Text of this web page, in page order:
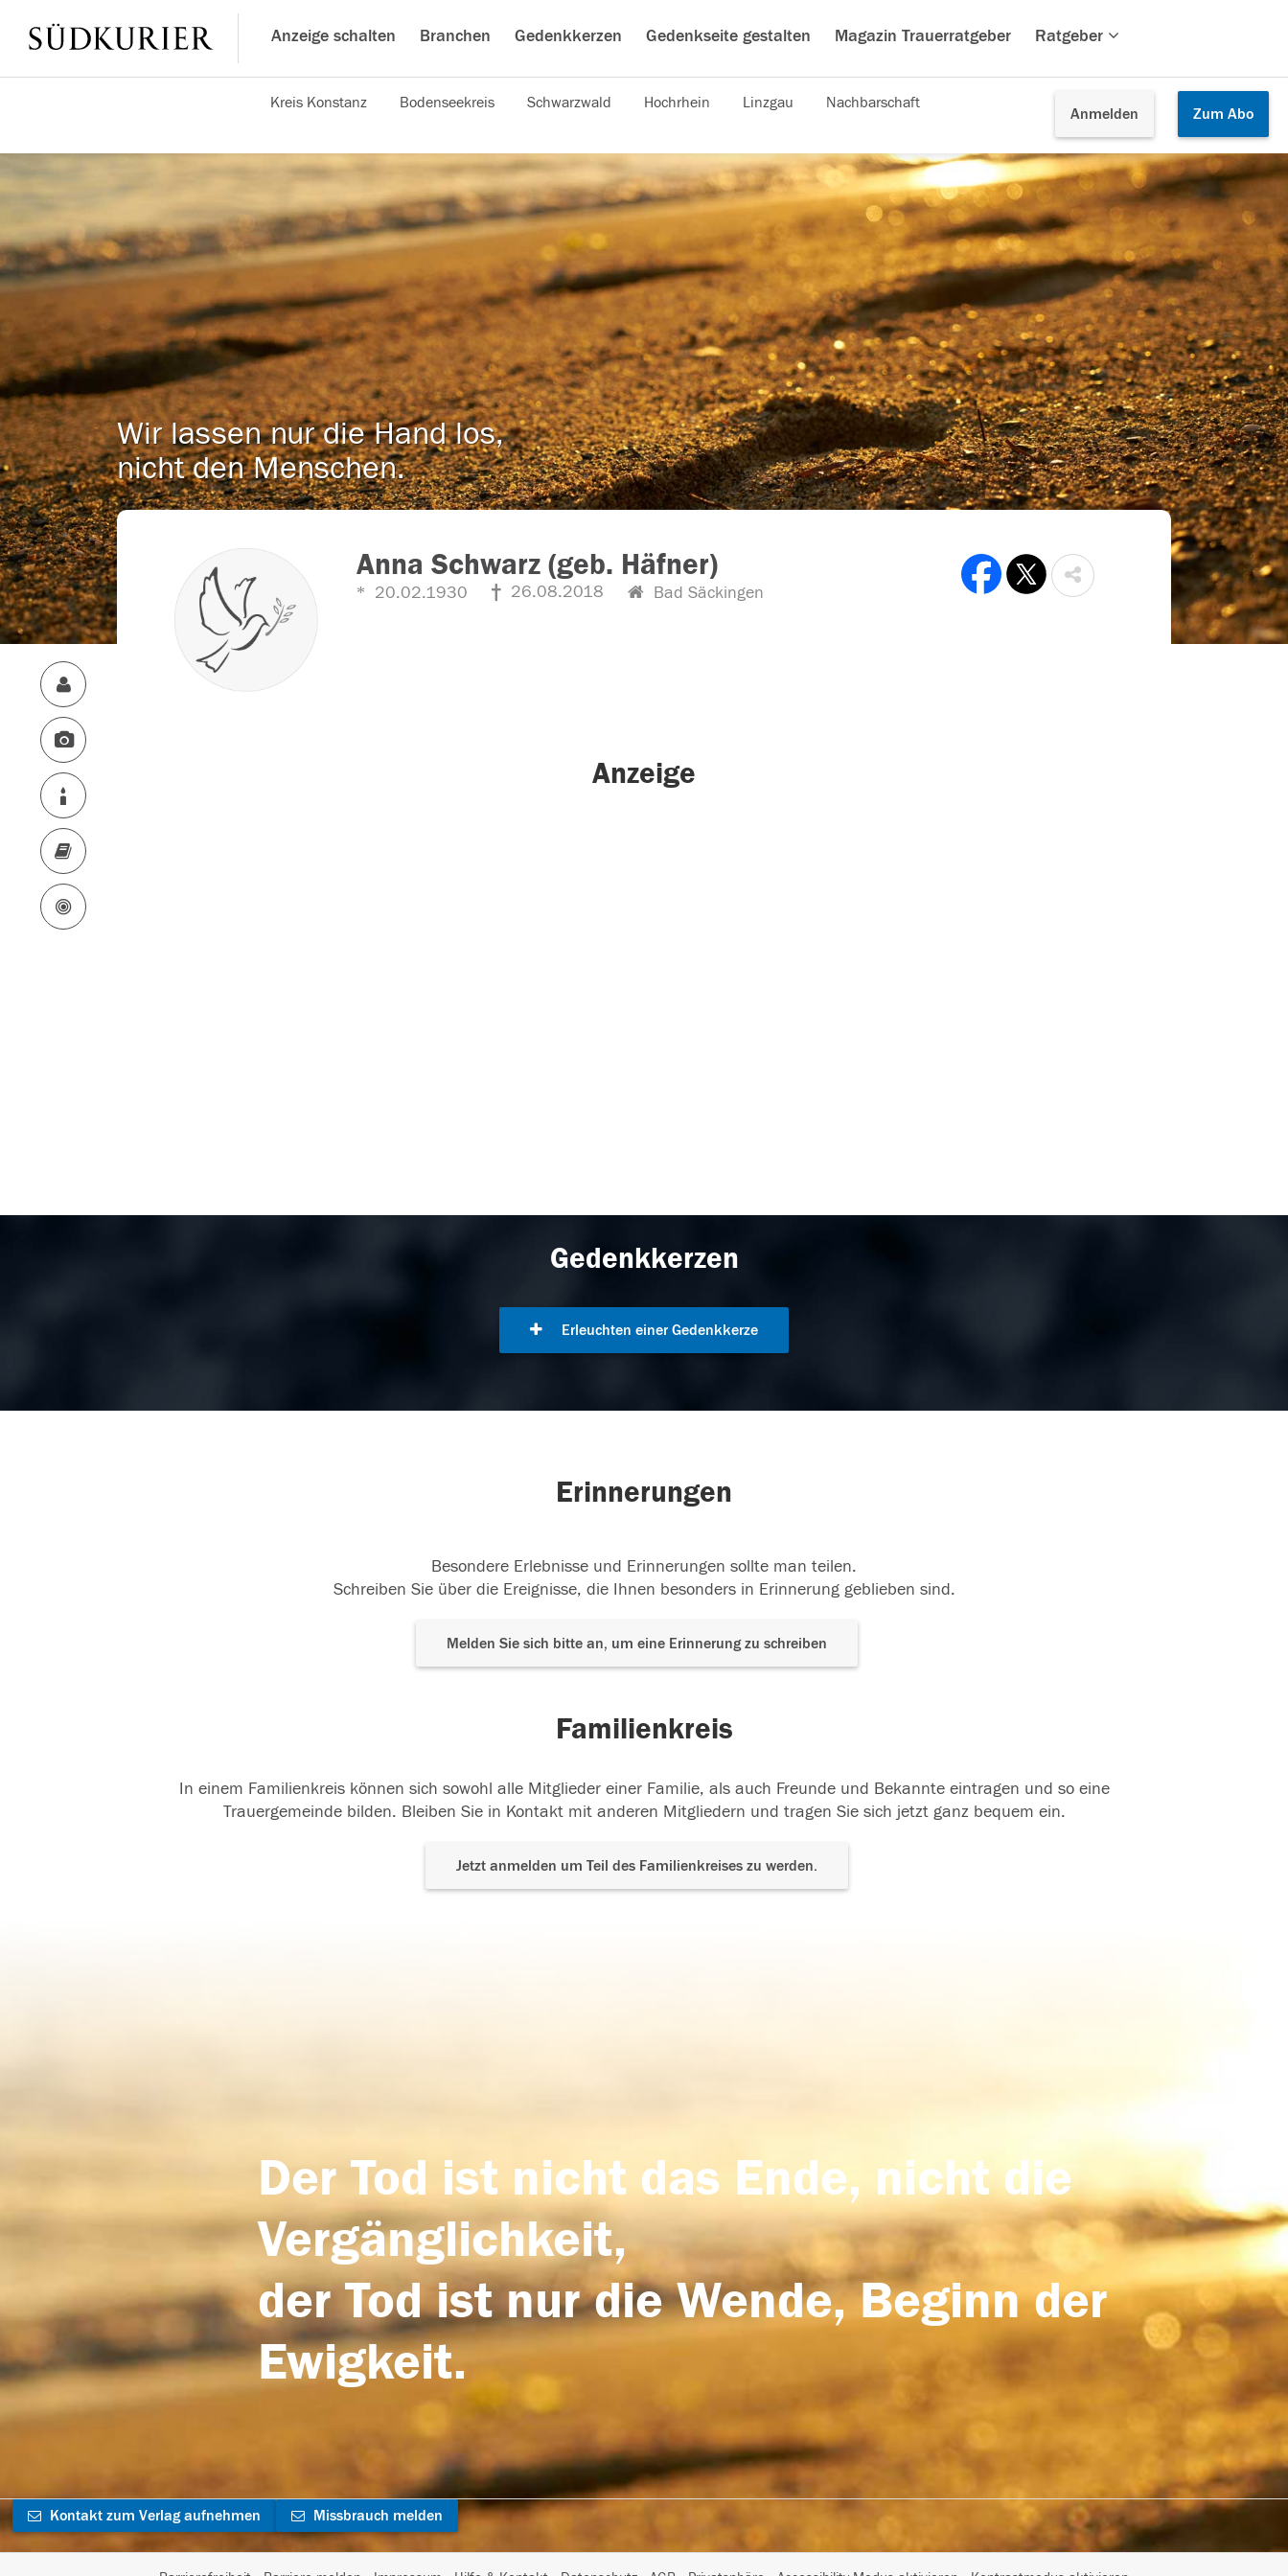
Anzeige schalten Branchen Gedenkkerzen Gedenkseite gestalten Magazin Trauerratgeber Ratgeber
Anmelden Zum Abo
Kreis Konstanz Bodenseekreis Schwarzwald Hochrhein Linzgau Nachbarschaft
Wir lassen nur die Hand los,
nicht den Menschen.
Anna Schwarz (geb. Häfner)
20.02.1930 26.08.2018 Bad Säckingen
Anzeige
Gedenkkerzen
Erleuchten einer Gedenkkerze
Erinnerungen
Besondere Erlebnisse und Erinnerungen sollte man teilen.
Schreiben Sie über die Ereignisse, die Ihnen besonders in Erinnerung geblieben sind.
Melden Sie sich bitte an, um eine Erinnerung zu schreiben
Familienkreis
In einem Familienkreis können sich sowohl alle Mitglieder einer Familie, als auch Freunde und Bekannte eintragen und so eine
Trauergemeinde bilden. Bleiben Sie in Kontakt mit anderen Mitgliedern und tragen Sie sich jetzt ganz bequem ein.
Jetzt anmelden um Teil des Familienkreises zu werden.
Der Tod ist nicht das Ende, nicht die
Vergänglichkeit,
der Tod ist nur die Wende, Beginn der
Ewigkeit.
Kontakt zum Verlag aufnehmen Missbrauch melden